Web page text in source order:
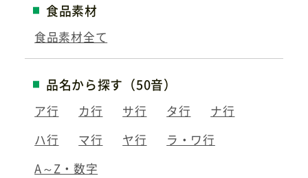
食品素材
食品素材全て
品名から探す（50音）
ア行 カ行 サ行 タ行
ナ行
ハ行
マ行 ヤ行
ラ・ワ行
A～Z・数字